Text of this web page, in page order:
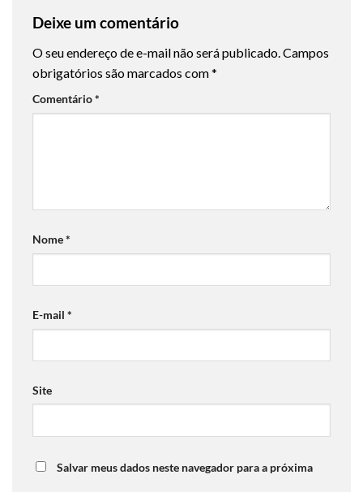
Deixe um comentário
O seu endereço de e-mail não será publicado.Campos
obrigatórios são marcados com*
Comentário*
Nome*
E-mail *
Site
Salvar meus dados neste navegador para a próxima